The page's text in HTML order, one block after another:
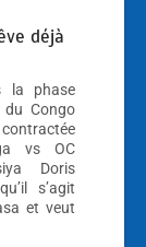
déjà
la phase
Congo
vs OC
Doris
s’agit
et veut